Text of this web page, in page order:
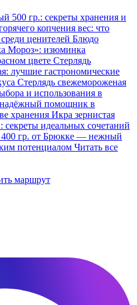
500 гр.: секреты хранения и
копчения вес: что
ценителей Блюдо
Мороз»: изюминка
цвете Стерлядь
лучшие гастрономические
Стерлядь свежемороженая
и использования в
помощник в
хранения Икра зернистая
идеальных сочетаний
гр. от Брюкке — нежный
потенциалом Читать все
маршрут